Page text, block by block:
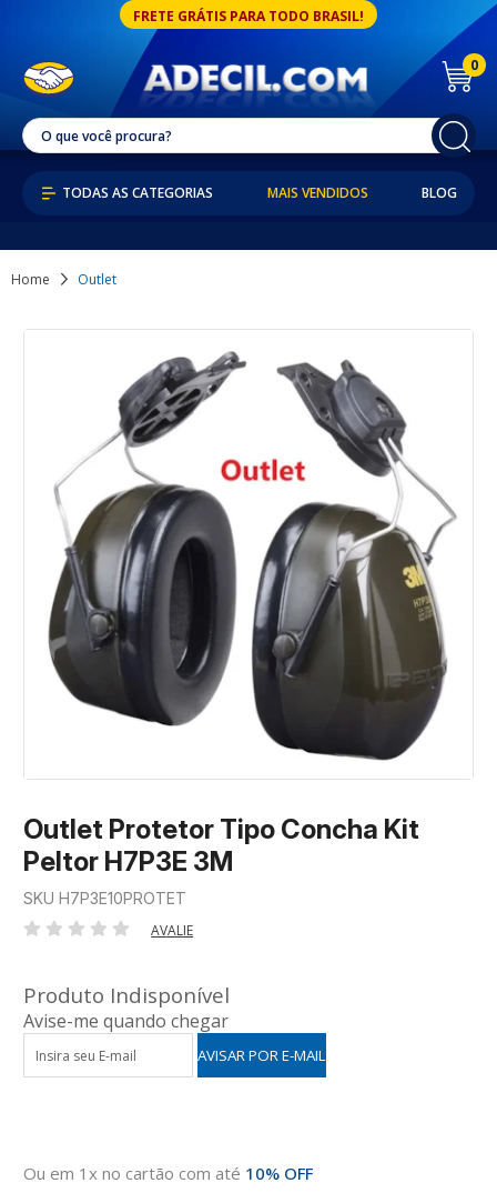
FRETE GRÁTIS PARA TODO BRASIL!
0
MAIS VENDIDOS BLOG
Home Outlet
Outlet Protetor Tipo Concha Kit
Peltor H7P3E 3M
SKU H7P3E10PROTET
AVALIE
Produto Indisponível
Avise-me quando chegar
Ou em 1x no cartão com até 10% OFF